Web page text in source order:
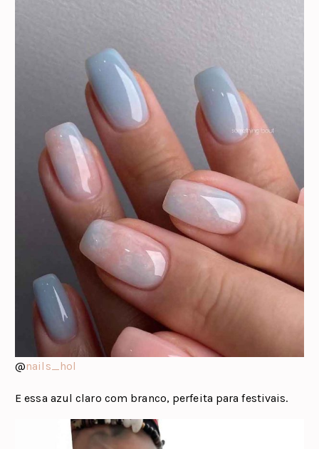
@nails_hol
E essa azul claro com branco, perfeita para festivais.